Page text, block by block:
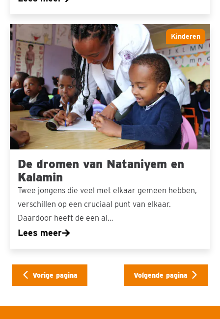
Kinderen
De dromen van Nataniyem en
Kalamin
Twee jongens die veel met elkaar gemeen hebben,
verschillen op een cruciaal punt van elkaar.
Daardoor heeft de een al…
Lees meer
De
dromen
van
Nataniyem
en
Kalamin
Vorige pagina Volgende pagina